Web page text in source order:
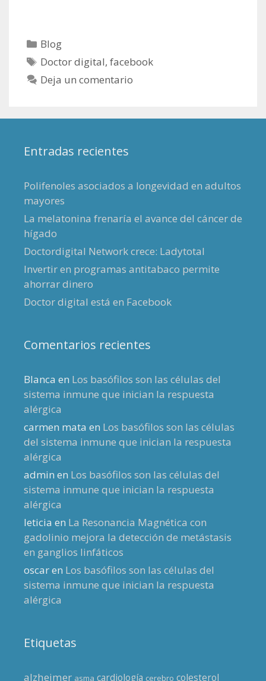
Categorías
Blog
Etiquetas
Doctor digital,facebook
Deja un comentario
Entradas recientes
Polifenoles asociados a longevidad en adultos
mayores
La melatonina frenaría el avance del cáncer de
hígado
Doctordigital Network crece: Ladytotal
Invertir en programas antitabaco permite
ahorrar dinero
Doctor digital está en Facebook
Comentarios recientes
Blanca en Los basófilos son las células del
sistema inmune que inician la respuesta
alérgica
carmen mata en Los basófilos son las células
del sistema inmune que inician la respuesta
alérgica
admin en Los basófilos son las células del
sistema inmune que inician la respuesta
alérgica
leticia en La Resonancia Magnética con
gadolinio mejora la detección de metástasis
en ganglios linfáticos
oscaren Los basófilos son las células del
sistema inmune que inician la respuesta
alérgica
Etiquetas
alzheimer asma cardiología cerebro colesterol